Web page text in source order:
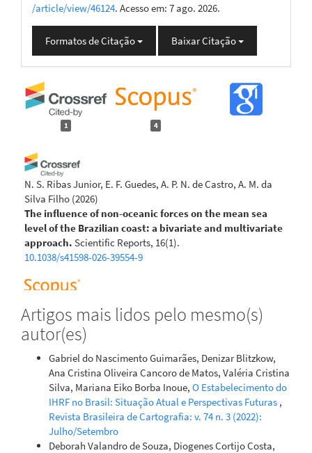
/article/view/46124. Acesso em: 7 ago. 2026.
Formatos de Citação Baixar Citação
1 4
N. S. Ribas Junior, E. F. Guedes, A. P. N. de Castro, A. M. da
Silva Filho (2026)
The influence of non-oceanic forces on the mean sea
level of the Brazilian coast: a bivariate and multivariate
approach. Scientific Reports, 16(1).
10.1038/s41598-026-39554-9
Melo P.L.d.S.d.
(2025-01-06)
Predictive models for analyzing sea surface height
variation using tide gauge records.
Geociencias do Nordeste, 11(1), 519-526.
10.21680/2447-3359.2025v11n1ID38147
Junior N.D.S.R.(2021-04-01)
Geodetic Sea Level Control in Salvador: Analysis and
Correlations. Revista Brasileira De Cartografia, 73(2), 470-
Artigos mais lidos pelo mesmo(s)
autor(es)
Gabriel do Nascimento Guimarães, Denizar Blitzkow,
Ana Cristina Oliveira Cancoro de Matos, Valéria Cristina
Silva, Mariana Eiko Borba Inoue, O Estabelecimento do
IHRF no Brasil: Situação Atual e Perspectivas Futuras ,
Revista Brasileira de Cartografia: v. 74 n. 3 (2022):
Julho/Setembro
Deborah Valandro de Souza, Diogenes Cortijo Costa,